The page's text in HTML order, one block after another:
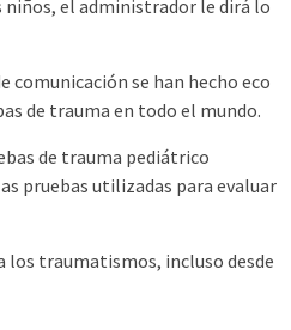
niños, el administrador le dirá lo
comunicación se han hecho eco
de trauma en todo el mundo.
de trauma pediátrico
pruebas utilizadas para evaluar
los traumatismos, incluso desde